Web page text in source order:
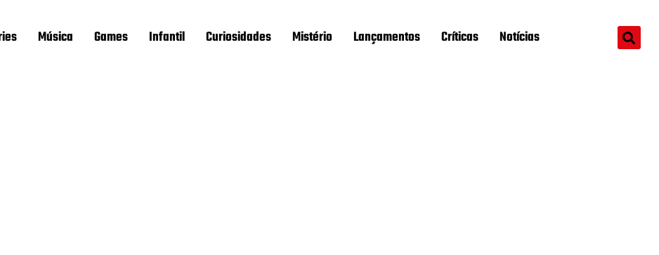
Música Games Infantil Curiosidades Mistério Lançamentos Críticas Notícias